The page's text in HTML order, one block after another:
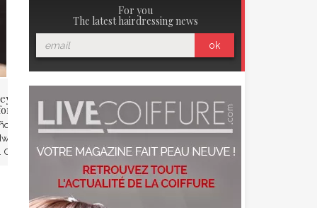
Baldwin o el sueño
la joven y bella Hailey
domina perfectamente su
Con su rubio ...
Alice Taglioni, ¡una musa
completa!
Madre y actriz completa, Alice
moderna. Guapa y sonriente, ...
For you
The latest hairdressing news
ok